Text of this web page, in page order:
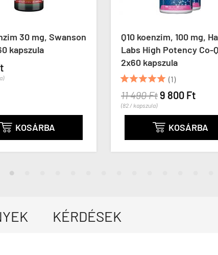
30 mg, Swanson
kapszula
KOSÁRBA
Q10 koenzim, 100 mg,
Labs High Potency Co-
2x60 kapszula
(1)
11 490 Ft9 800 Ft
(82 / kapszula)
 KOSÁRBA
KÉRDÉSEK